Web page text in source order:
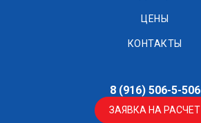
ЦЕНЫ
КОНТАКТЫ
8 (916) 506-5-506
ЗАЯВКА НА РАСЧЕТ